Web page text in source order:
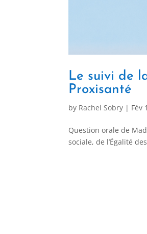
Le suivi de
Proxisanté
by Rachel Sobry | Fév
Question orale de
sociale, de l’Égalité